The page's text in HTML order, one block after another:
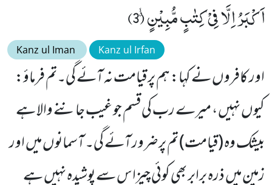
اَكْبَرُ اِلَّا فِیْ كِتٰبٍ مُّبِیْنٍۗۙ (3)
Kanz ul Iman Kanz ul Irfan
اور کافروں نے کہا: ہم پر قیامت نہ آئے گی۔تم فرماؤ:
کیوں نہیں ، میرے رب کی قسم جو غیب جاننے والا ہے
بیشک وہ (قیامت) تم پرضرور آئے گی۔ آسمانوں میں اور
زمین میں ذرہ برابر بھی کوئی چیزاس سے پوشیدہ نہیں ہے